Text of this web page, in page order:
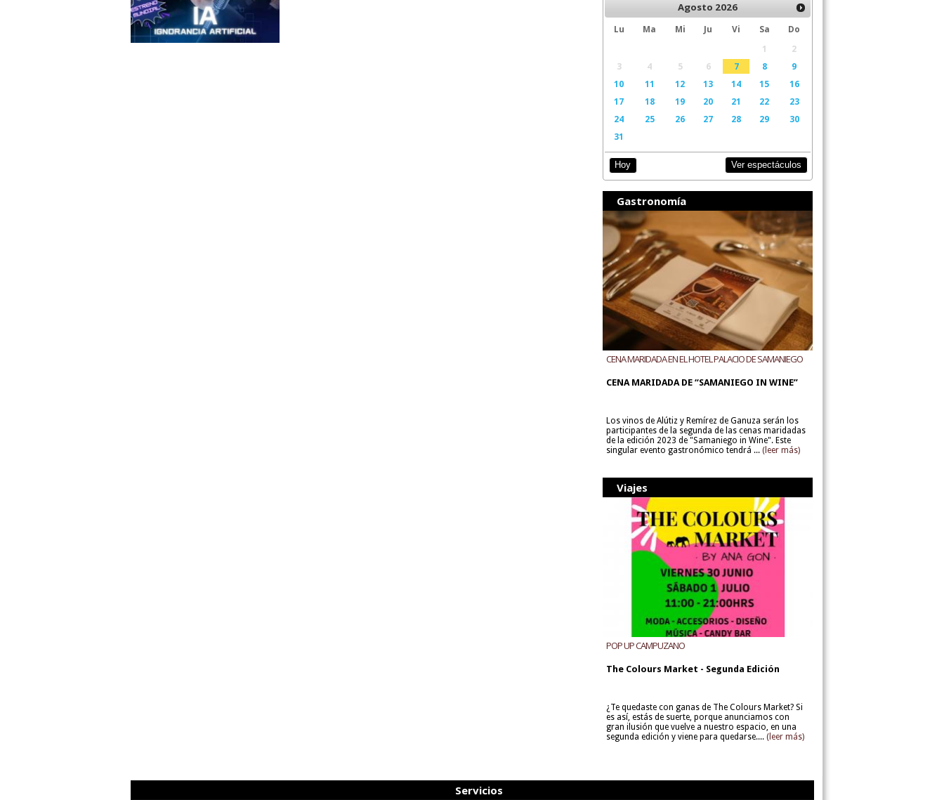
Agosto 2026
Lu Ma Mi Ju Vi Sa
Do
1
2
3
4 5 6 7 8
9
10
11 12 13 14 15
16
17
18 19 20 21 22
23
24
25 26 27 28 29
30
31
Hoy Ver espectáculos
Gastronomía
CENA MARIDADA EN EL HOTEL PALACIO DE SAMANIEGO
CENA MARIDADA DE “SAMANIEGO IN WINE”
Los vinos de Alútiz y Remírez de Ganuza serán los
participantes de la segunda de las cenas maridadas
de la edición 2023 de "Samaniego in Wine". Este
singular evento gastronómico tendrá ... (leer más)
Viajes
POP UP CAMPUZANO
The Colours Market - Segunda Edición
¿Te quedaste con ganas de The Colours Market? Si
es así, estás de suerte, porque anunciamos con
gran ilusión que vuelve a nuestro espacio, en una
segunda edición y viene para quedarse.... (leer más)
Servicios